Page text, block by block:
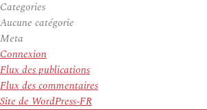
Categories
Aucune catégorie
Meta
Connexion
Flux des publications
Flux des commentaires
Site de WordPress-FR